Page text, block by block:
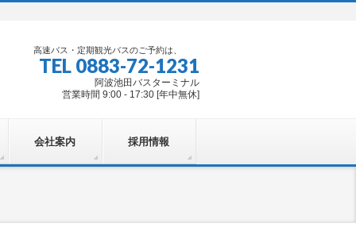
高速バス・定期観光バスのご予約は、
TEL 0883-72-1231
阿波池田バスターミナル
営業時間 9:00 - 17:30 [年中無休]
会社案内 採用情報